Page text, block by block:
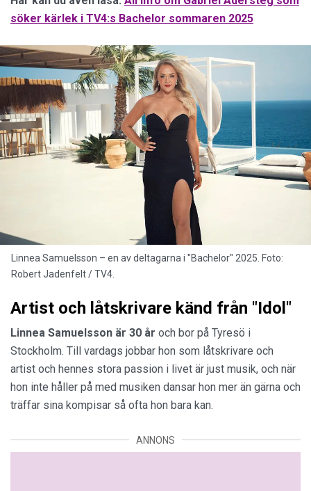
söker kärlek i TV4:s Bachelor sommaren 2025
Linnea Samuelsson – en av deltagarna i "Bachelor" 2025. Foto:
Robert Jadenfelt / TV4.
Artist och låtskrivare känd från "Idol"
Linnea Samuelsson är 30 år och bor på Tyresö i
Stockholm. Till vardags jobbar hon som låtskrivare och
artist och hennes stora passion i livet är just musik, och när
hon inte håller på med musiken dansar hon mer än gärna och
träffar sina kompisar så ofta hon bara kan.
ANNONS